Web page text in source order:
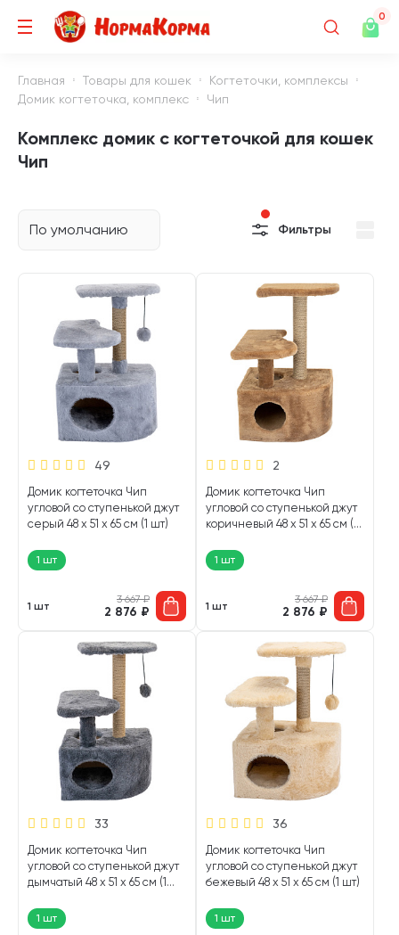
0
Главная Товары для кошек
Когтеточки, комплексы
Домик когтеточка, комплекс
Чип
Комплекс домик с когтеточкой для кошек
Чип
По умолчанию Фильтры
49
Домик когтеточка Чип
угловой со ступенькой джут
серый 48 х 51 х 65 см (1 шт)
1 шт
1 шт
3 667₽
2 876 ₽
2
Домик когтеточка Чип
угловой со ступенькой джут
коричневый 48 х 51 х 65 см (1
1 шт
1 шт
3 667₽
2 876 ₽
33
Домик когтеточка Чип
угловой со ступенькой джут
дымчатый 48 х 51 х 65 см (1
1 шт
36
Домик когтеточка Чип
угловой со ступенькой джут
бежевый 48 х 51 х 65 см (1 шт)
1 шт